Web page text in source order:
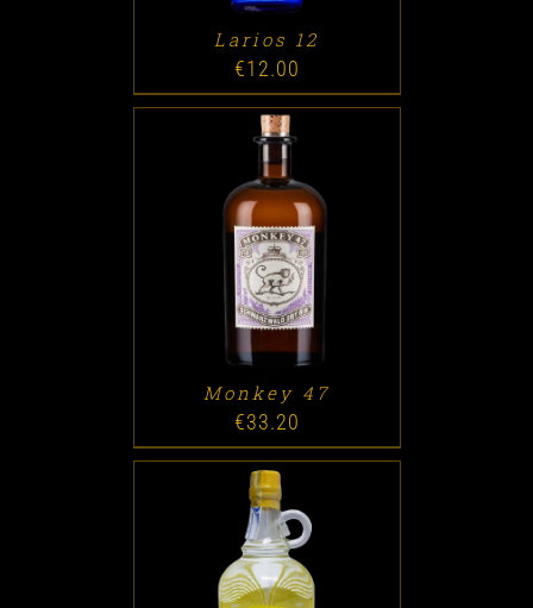
Larios 12
€12.00
ADD TO CART / DETALLES
Monkey 47
€33.20
ADD TO CART / DETALLES